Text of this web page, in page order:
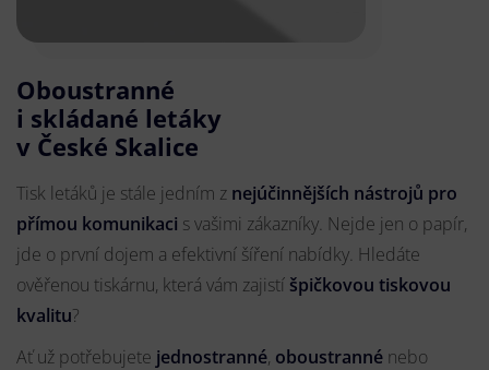
Oboustranné
i skládané letáky
v České Skalice
Tisk letáků je stále jedním z nejúčinnějších nástrojů pro
přímou komunikaci s vašimi zákazníky. Nejde jen o papír,
jde o první dojem a efektivní šíření nabídky. Hledáte
ověřenou tiskárnu, která vám zajistí špičkovou tiskovou
kvalitu?
Ať už potřebujete jednostranné, oboustranné nebo